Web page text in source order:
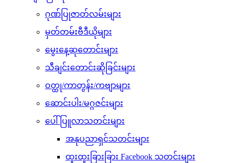
ဂုဏ်ပြုဇာတ်လမ်းများ
မှတ်တမ်းဗီဒီယိုများ
မွေးနေ့ဆုတောင်းများ
သီချင်းတောင်းဆိုခြင်းများ
ဝတ္ထု/ကာတွန်း/ကဗျာများ
ဆောင်းပါး/မဂ္ဂဇင်းများ
ပေါ်ပြူလာသတင်းများ
အနုပညာရှင်သတင်းများ
ထူးထူးခြားခြား Facebook သတင်းများ